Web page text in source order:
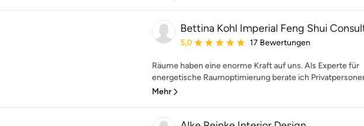
Bettina Kohl Imperial Feng Shui
Durchschnittliche Bewertung: 5 von 5 Sternen
5,0 17 Bewertungen
Räume haben eine enorme Kraft auf uns. Als Experte für
energetische Raumoptimierung berate ich
Mehr